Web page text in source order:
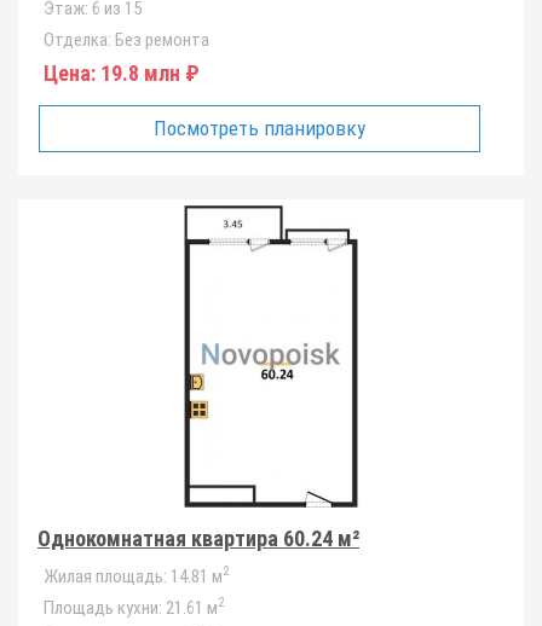
Этаж: 6 из 15
Отделка: Без ремонта
Цена: 19.8 млн ₽
Посмотреть планировку
Однокомнатная квартира 60.24 м²
Жилая площадь: 14.81 м2
Площадь кухни: 21.61 м2